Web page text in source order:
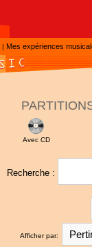
| Mes expériences
Avec CD
Recherche :
Afficher par: